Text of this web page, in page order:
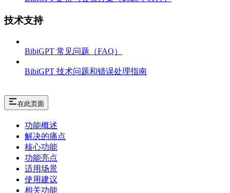
技术支持
BibiGPT 常见问题（FAQ）
BibiGPT 技术问题和错误处理指南
在此页面
功能概述
解决的痛点
核心功能
功能亮点
适用场景
使用建议
相关功能